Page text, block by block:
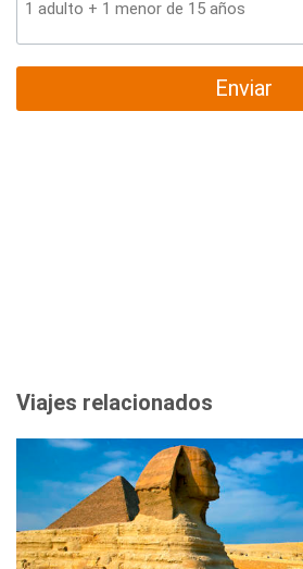
Enviar
Viajes relacionados